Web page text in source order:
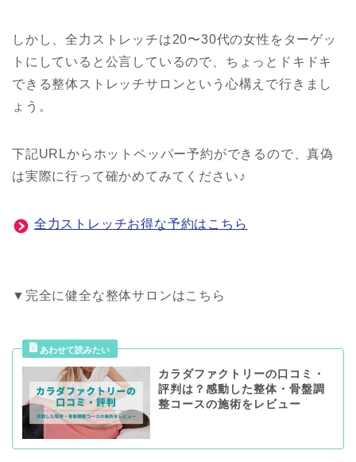
しかし、全力ストレッチは20〜30代の女性をターゲッ
トにしていると公言しているので、ちょっとドキドキ
できる整体ストレッチサロンという心構えで行きまし
ょう。
下記URLからホットペッパー予約ができるので、真偽
は実際に行って確かめてみてください♪
全力ストレッチお得な予約はこちら
▼完全に健全な整体サロンはこちら
カラダファクトリーの口コミ・
評判は？感動した整体・骨盤調
整コースの施術をレビュー